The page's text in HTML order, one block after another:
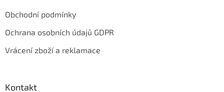
Obchodní podmínky
Ochrana osobních údajů GDPR
Vrácení zboží a reklamace
Kontakt